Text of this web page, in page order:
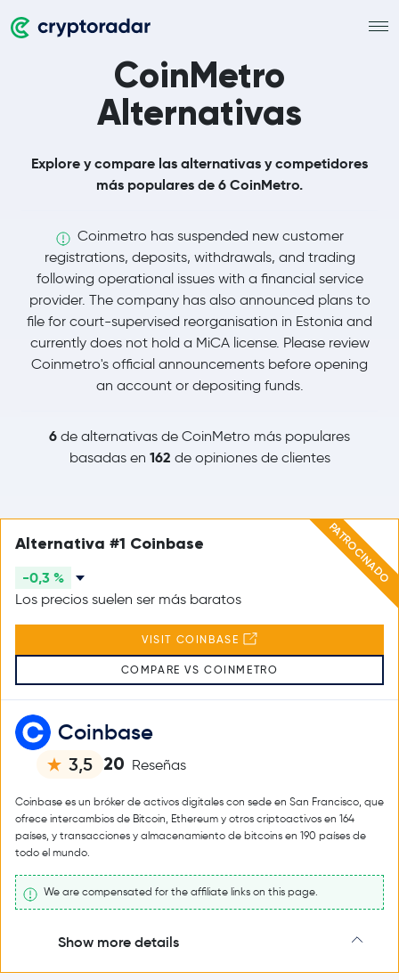
CoinMetro
Alternativas
Explore y compare las alternativas y competidores
más populares de 6 CoinMetro.
Coinmetro has suspended new customer
registrations, deposits, withdrawals, and trading
following operational issues with a financial service
provider. The company has also announced plans to
file for court-supervised reorganisation in Estonia and
currently does not hold a MiCA license. Please review
Coinmetro's official announcements before opening
an account or depositing funds.
6 de alternativas de CoinMetro más populares
basadas en 162 de opiniones de clientes
PATROCINADO
Coinbase
3,5 20 Reseñas
Coinbase es un bróker de activos digitales con sede en San Francisco, que
ofrece intercambios de Bitcoin, Ethereum y otros criptoactivos en 164
países, y transacciones y almacenamiento de bitcoins en 190 países de
todo el mundo.
We are compensated for the affiliate links on this page.
Show more details
Alternativa #1 Coinbase
-0,3 %
Los precios suelen ser más baratos
VISIT COINBASE
COMPARE VS COINMETRO